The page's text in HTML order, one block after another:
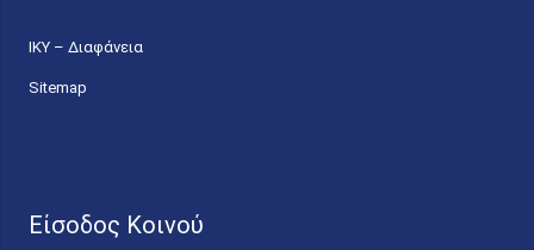
ΙΚΥ – Διαφάνεια
Sitemap
Είσοδος Κοινού